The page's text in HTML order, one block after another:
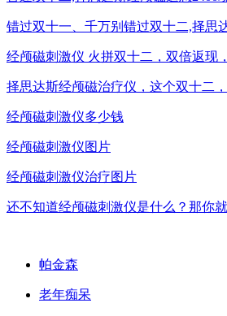
错过双十一、千万别错过双十二,择思
经颅磁刺激仪 火拼双十二，双倍返现
择思达斯经颅磁治疗仪，这个双十二
经颅磁刺激仪多少钱
经颅磁刺激仪图片
经颅磁刺激仪治疗图片
还不知道经颅磁刺激仪是什么？那你
帕金森
老年痴呆